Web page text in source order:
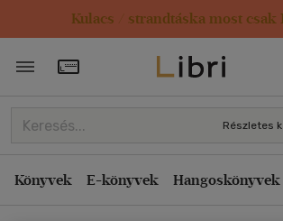
Kulacs / strandtáska most csak
Törzsvásárlói Kártya adatai
Részletes
Könyvek E-könyvek Hangoskönyvek